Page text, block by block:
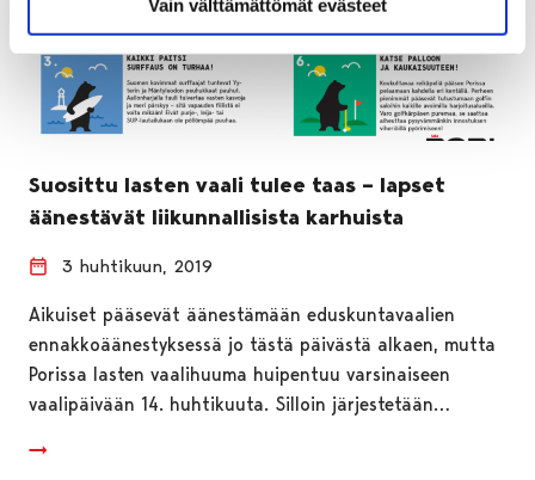
Vain välttämättömät evästeet
Suosittu lasten vaali tulee taas – lapset
äänestävät liikunnallisista karhuista
3 huhtikuun, 2019
Aikuiset pääsevät äänestämään eduskuntavaalien
ennakkoäänestyksessä jo tästä päivästä alkaen, mutta
Porissa lasten vaalihuuma huipentuu varsinaiseen
vaalipäivään 14. huhtikuuta. Silloin järjestetään…